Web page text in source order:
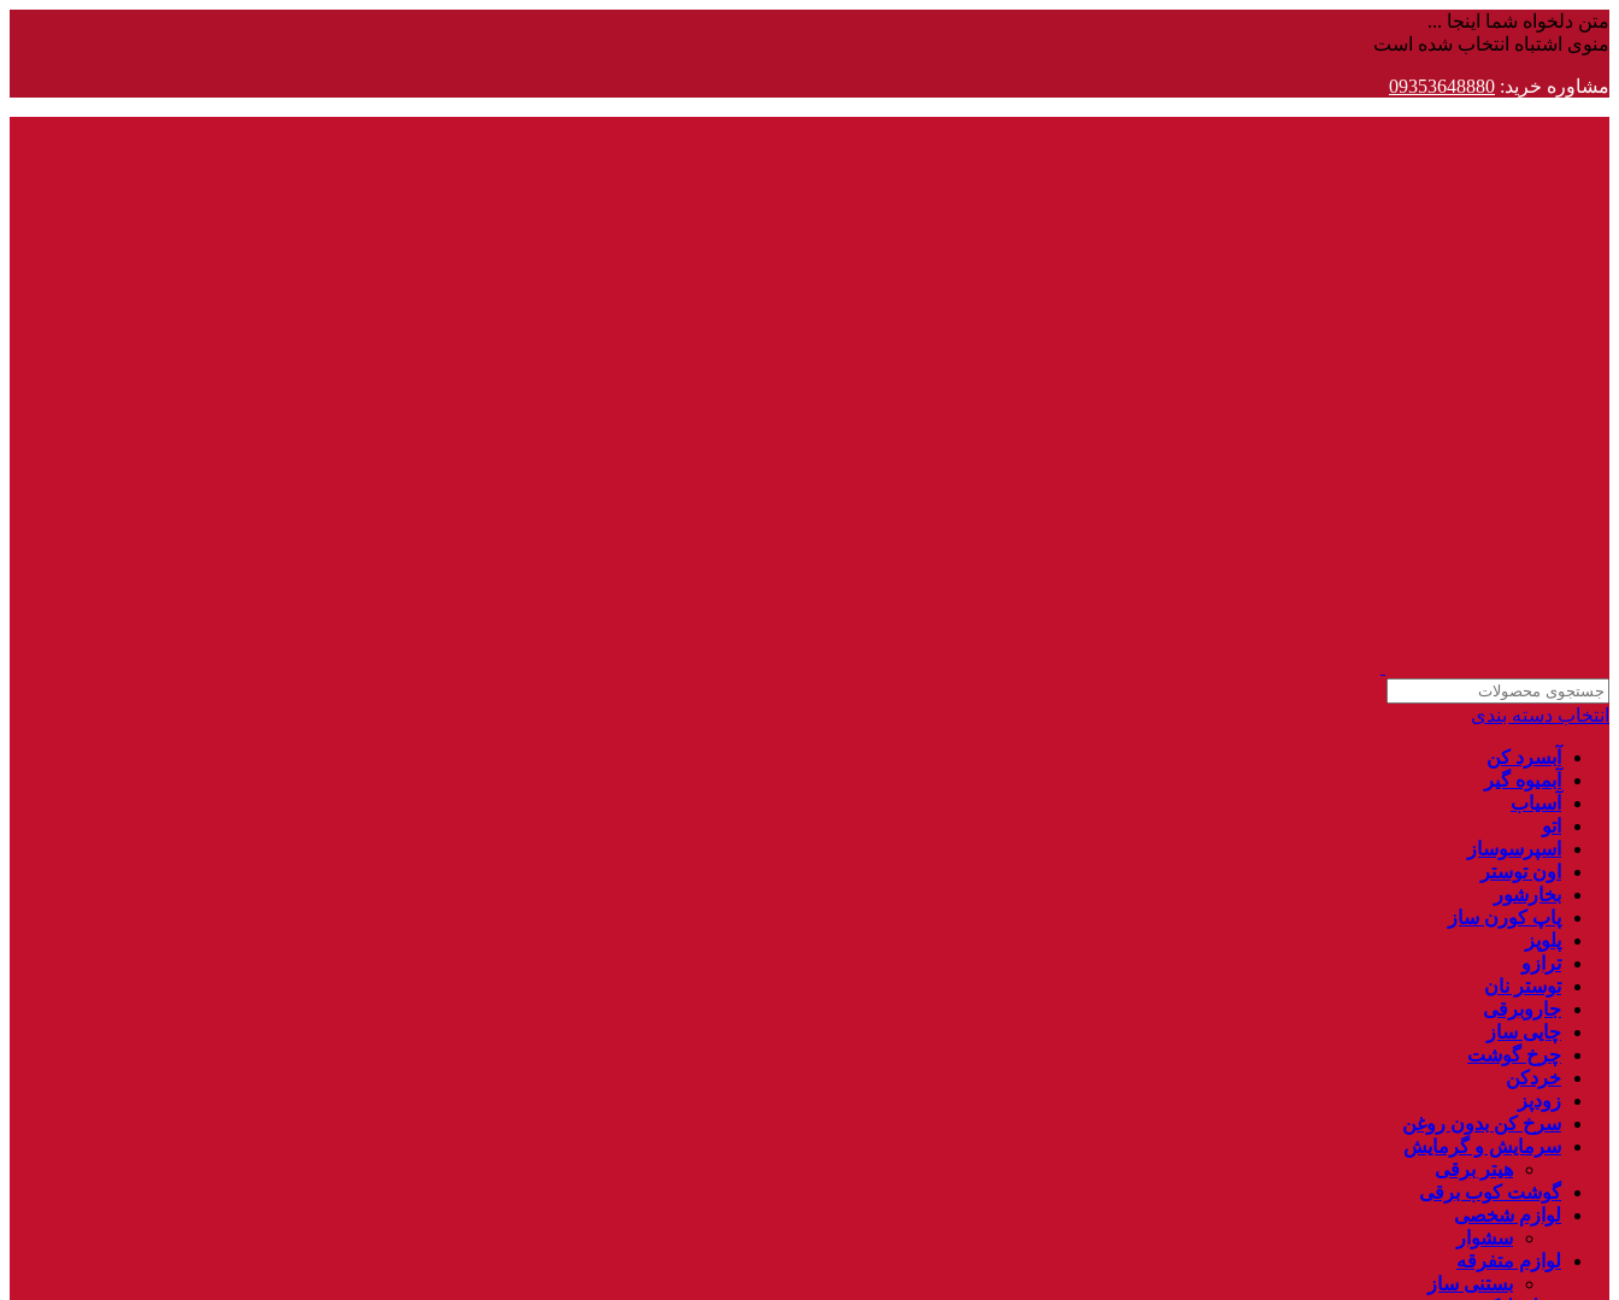
متن دلخواه شما اینجا ...
منوی اشتباه انتخاب شده است
مشاوره خرید: 09353648880
انتخاب دسته بندی
آبسرد کن
آبمیوه گیر
آسیاب
اتو
اسپرسوساز
اون توستر
بخارشور
پاپ کورن ساز
پلوپز
ترازو
توستر نان
جاروبرقی
چایی ساز
چرخ گوشت
خردکن
زودپز
سرخ کن بدون روغن
سرمایش و گرمایش
هیتر برقی
گوشت کوب برقی
لوازم شخصی
سشوار
لوازم متفرقه
بستنی ساز